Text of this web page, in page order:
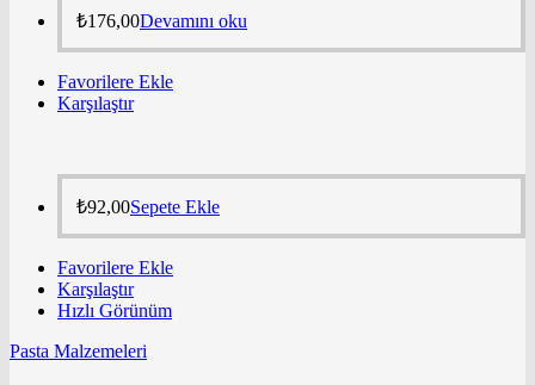
₺176,00Devamını oku
Favorilere Ekle
Karşılaştır
₺92,00Sepete Ekle
Favorilere Ekle
Karşılaştır
Hızlı Görünüm
Pasta Malzemeleri